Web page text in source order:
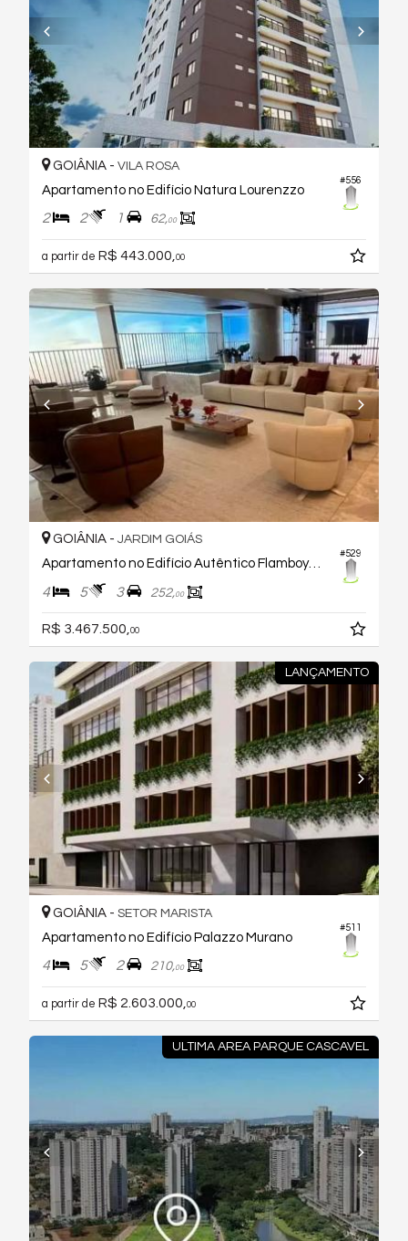
#556
GOIÂNIA - VILA ROSA
Apartamento no Edifício Natura Lourenzzo
2 2 1 62,00
a partir de R$ 443.000, 00
#529
GOIÂNIA - JARDIM GOIÁS
Apartamento no Edifício Autêntico Flamboyant Residencial
4 5 3 252,00
R$ 3.467.500,00
LANÇAMENTO
#511
GOIÂNIA - SETOR MARISTA
Apartamento no Edifício Palazzo Murano
4 5 2 210,00
a partir de R$ 2.603.000, 00
ULTIMA AREA PARQUE CASCAVEL